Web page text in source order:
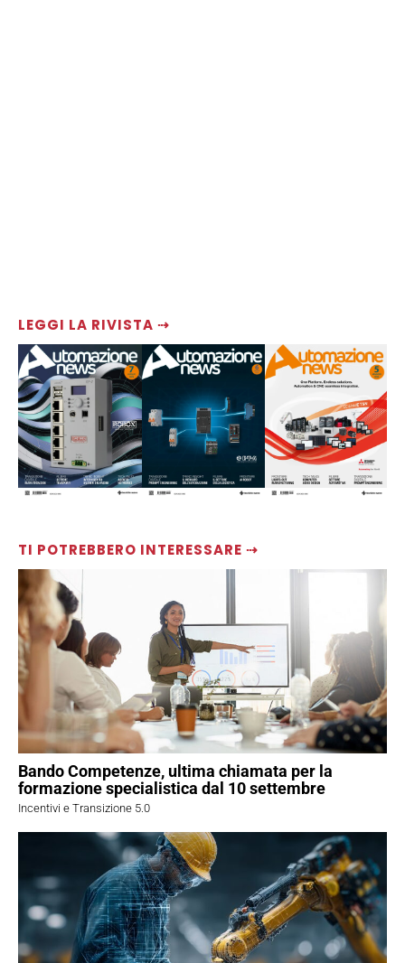
LEGGI LA RIVISTA ⇢
TI POTREBBERO INTERESSARE ⇢
Bando Competenze, ultima chiamata per la
formazione specialistica dal 10 settembre
Incentivi e Transizione 5.0